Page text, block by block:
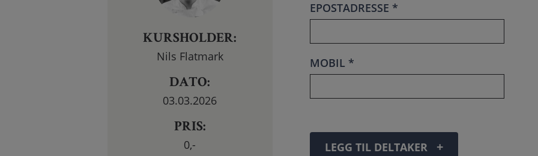
KURSHOLDER:
Nils Flatmark
DATO:
03.03.2026
PRIS:
0,-
EPOSTADRESSE *
MOBIL *
LEGG TIL DELTAKER +